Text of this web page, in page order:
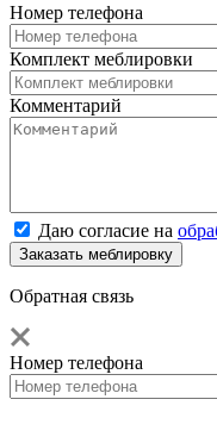
Номер телефона
Комплект меблировки
Комментарий
Даю согласие на
Обратная связь
Номер телефона